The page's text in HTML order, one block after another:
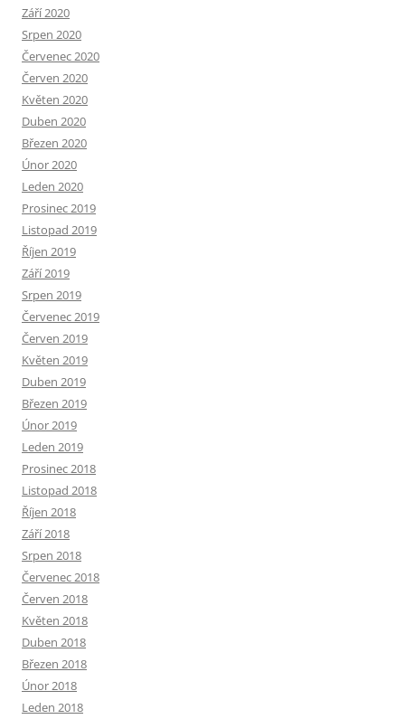
Září 2020
Srpen 2020
Červenec 2020
Červen 2020
Květen 2020
Duben 2020
Březen 2020
Únor 2020
Leden 2020
Prosinec 2019
Listopad 2019
Říjen 2019
Září 2019
Srpen 2019
Červenec 2019
Červen 2019
Květen 2019
Duben 2019
Březen 2019
Únor 2019
Leden 2019
Prosinec 2018
Listopad 2018
Říjen 2018
Září 2018
Srpen 2018
Červenec 2018
Červen 2018
Květen 2018
Duben 2018
Březen 2018
Únor 2018
Leden 2018